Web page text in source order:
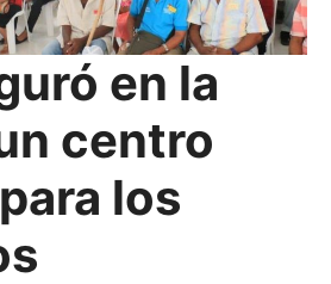
en la
centro
los